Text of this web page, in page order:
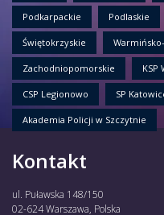
Podkarpackie Podlaskie
Świętokrzyskie
Zachodniopomorskie KSP
CSP Legionowo SP
Akademia Policji w Szczytnie
Kontakt
ul. Puławska 148/150
02-624 Warszawa, Polska